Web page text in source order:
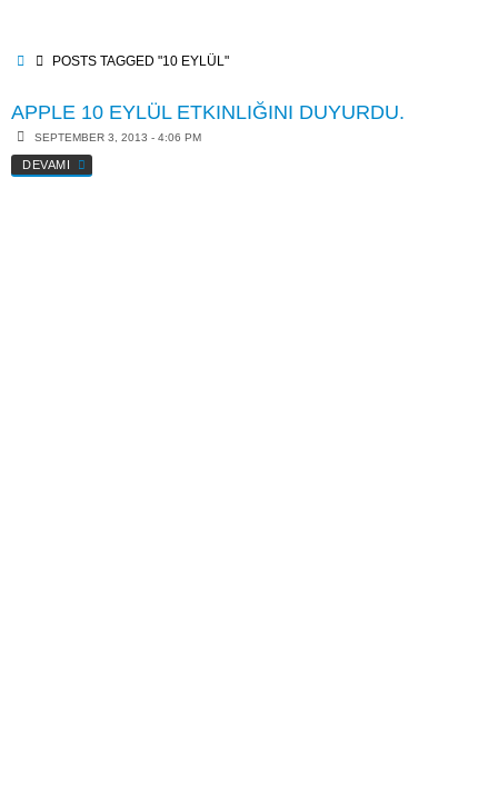
contentHOMEPOSTS TAGGED "10 EYLÜL"
APPLE 10 EYLÜL ETKINLIĞINI DUYURDU.
SEPTEMBER 3, 2013 - 4:06 PM
DEVAMI